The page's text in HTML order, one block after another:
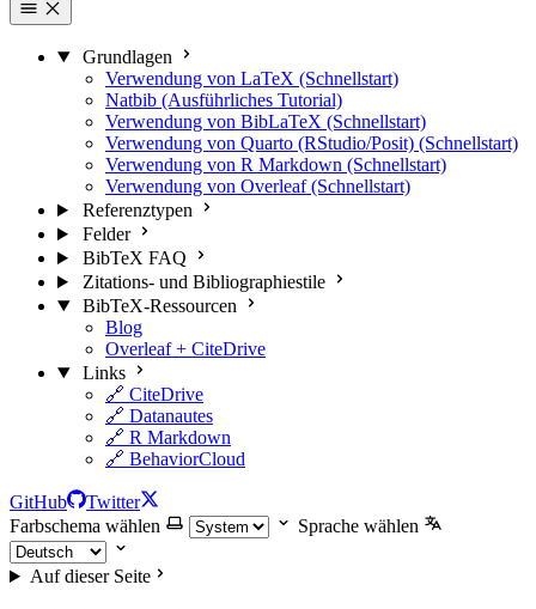
Grundlagen
Verwendung von LaTeX (Schnellstart)
Natbib (Ausführliches Tutorial)
Verwendung von BibLaTeX (Schnellstart)
Verwendung von Quarto (RStudio/Posit) (Schnellstart)
Verwendung von R Markdown (Schnellstart)
Verwendung von Overleaf (Schnellstart)
Referenztypen
Felder
BibTeX FAQ
Zitations- und Bibliographiestile
BibTeX-Ressourcen
Blog
Overleaf + CiteDrive
Links
🔗 CiteDrive
🔗 Datanautes
🔗 R Markdown
🔗 BehaviorCloud
GitHub
Twitter
Farbschema wählen
Sprache wählen
Auf dieser Seite